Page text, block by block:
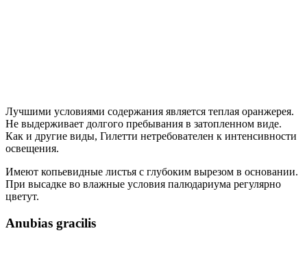
Лучшими условиями содержания является теплая оранжерея.
Не выдерживает долгого пребывания в затопленном виде.
Как и другие виды, Гилетти нетребователен к интенсивности
освещения.
Имеют копьевидные листья с глубоким вырезом в основании.
При высадке во влажные условия палюдариума регулярно
цветут.
Anubias gracilis